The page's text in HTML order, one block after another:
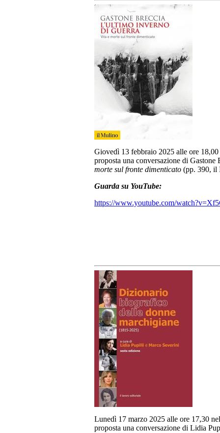
Giovedì 13 febbraio 2025 alle ore
proposta una conversazione di
morte sul fronte dimenticato (pp. 390, il
Guarda su YouTube:
https://www.youtube.com/
Lunedì 17 marzo 2025 alle ore 17,30
proposta una conversazione di Lidia